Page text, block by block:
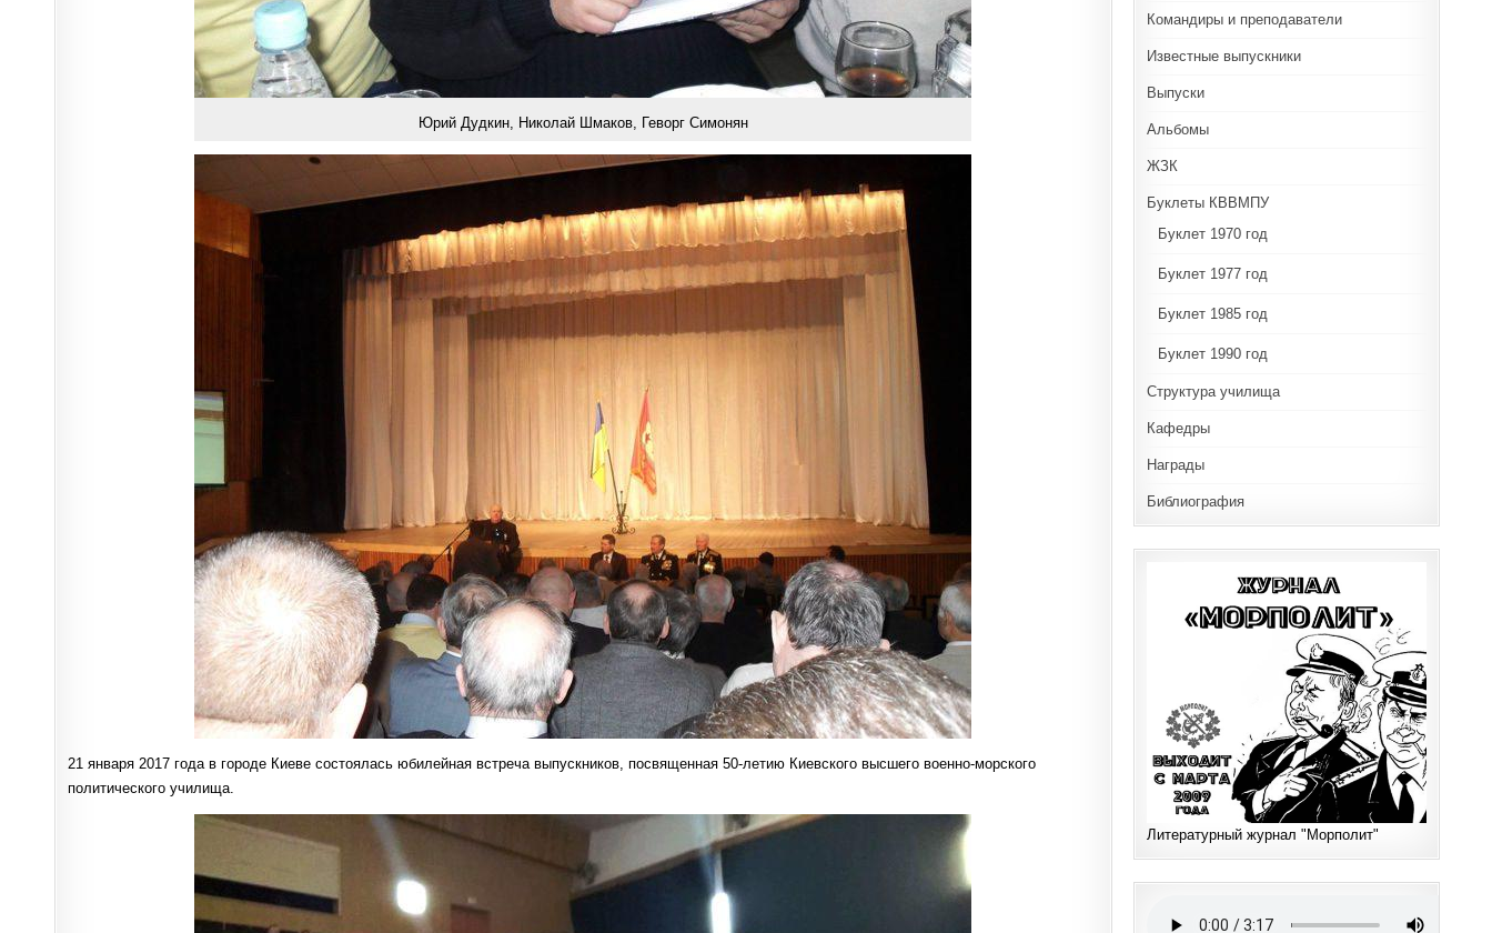
Юрий Дудкин, Николай Шмаков, Геворг Симонян
21 января 2017 года в городе Киеве состоялась юбилейная встреча выпускников, посвященная 50-летию Киевского высшего военно-морского
политического училища.
Командиры и преподаватели
Известные выпускники
Выпуски
Альбомы
ЖЗК
Буклеты КВВМПУ
Буклет 1970 год
Буклет 1977 год
Буклет 1985 год
Буклет 1990 год
Структура училища
Кафедры
Награды
Библиография
Литературный журнал "Морполит"